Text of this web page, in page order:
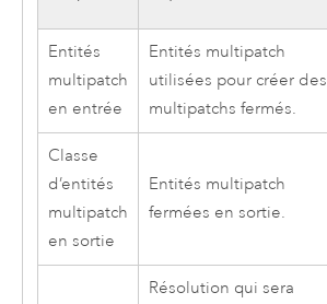
Entités
multipatch
en entrée
Entités multipatch
utilisées pour créer des
multipatchs fermés.
Classe
d’entités
multipatch
en sortie
Entités multipatch
fermées en sortie.
Résolution qui sera